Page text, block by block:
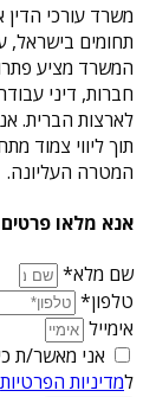
משרד עורכי הדין
תחומים בישראל,
המשרד מציע
חברות, דיני
לארצות הברית.
תוך ליווי צמוד
המטרה העליונה.
אנא מלאו
שם מלא*
טלפון*
אימייל
אני מאשר/ת
למדיניות הפרטיות